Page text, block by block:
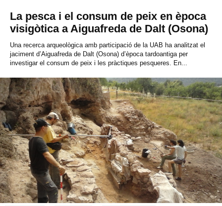
La pesca i el consum de peix en època
visigòtica a Aiguafreda de Dalt (Osona)
Una recerca arqueològica amb participació de la UAB ha analitzat el
jaciment d’Aiguafreda de Dalt (Osona) d’època tardoantiga per
investigar el consum de peix i les pràctiques pesqueres. En...